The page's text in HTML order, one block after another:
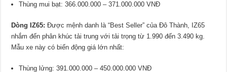
Thùng mui bạt: 366.000.000 – 371.000.000 VNĐ
Dòng IZ65: Được mệnh danh là “Best Seller” của Đô Thành, IZ65
nhắm đến phân khúc tải trung với tải trọng từ 1.990 đến 3.490 kg.
Mẫu xe này có biến động giá lớn nhất:
Thùng lửng: 391.000.000 – 450.000.000 VNĐ